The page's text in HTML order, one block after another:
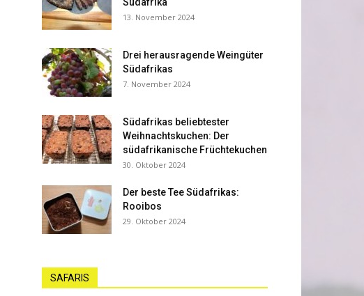
13. November 2024
Drei herausragende Weingüter
Südafrikas
7. November 2024
Südafrikas beliebtester
Weihnachtskuchen: Der
südafrikanische Früchtekuchen
30. Oktober 2024
Der beste Tee Südafrikas:
Rooibos
29. Oktober 2024
SAFARIS